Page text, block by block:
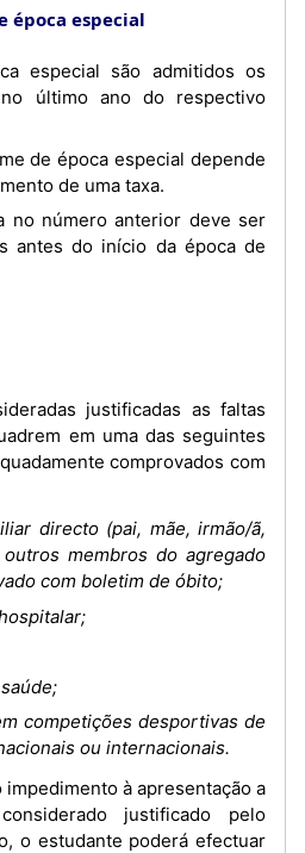
época especial
último ano do respectivo
de uma taxa.
antes do início da época de
em uma das seguintes
comprovados com
directo (pai, mãe, irmão/ã,
membros do agregado
com boletim de óbito;
competições desportivas de
ou internacionais.
justificado pelo
o estudante poderá efectuar